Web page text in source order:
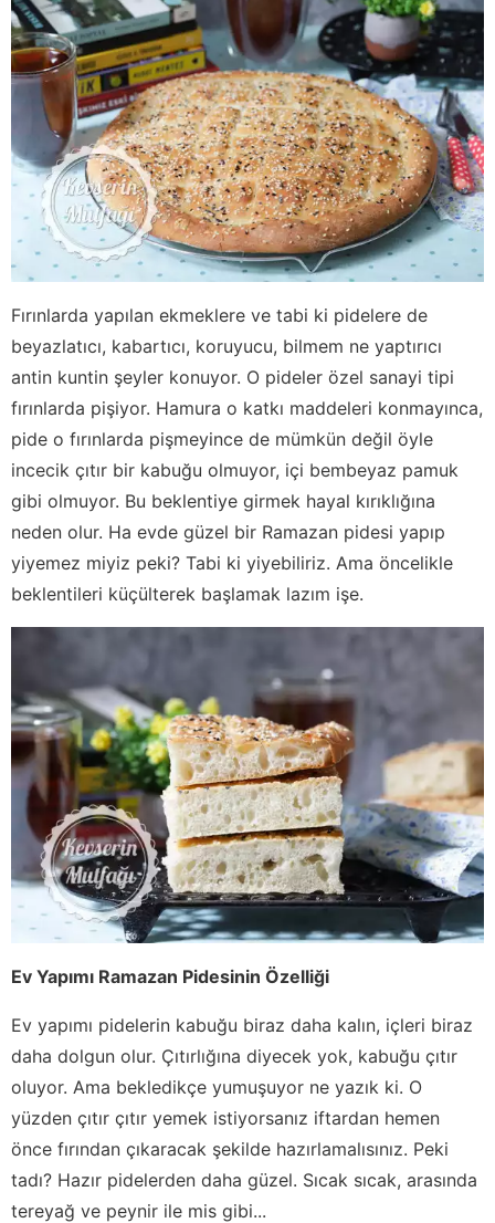
Fırınlarda yapılan ekmeklere ve tabi ki pidelere de
beyazlatıcı, kabartıcı, koruyucu, bilmem ne yaptırıcı
antin kuntin şeyler konuyor. O pideler özel sanayi tipi
fırınlarda pişiyor. Hamura o katkı maddeleri konmayınca,
pide o fırınlarda pişmeyince de mümkün değil öyle
incecik çıtır bir kabuğu olmuyor, içi bembeyaz pamuk
gibi olmuyor. Bu beklentiye girmek hayal kırıklığına
neden olur. Ha evde güzel bir Ramazan pidesi yapıp
yiyemez miyiz peki? Tabi ki yiyebiliriz. Ama öncelikle
beklentileri küçülterek başlamak lazım işe.
Ev Yapımı Ramazan Pidesinin Özelliği
Ev yapımı pidelerin kabuğu biraz daha kalın, içleri biraz
daha dolgun olur. Çıtırlığına diyecek yok, kabuğu çıtır
oluyor. Ama bekledikçe yumuşuyor ne yazık ki. O
yüzden çıtır çıtır yemek istiyorsanız iftardan hemen
önce fırından çıkaracak şekilde hazırlamalısınız. Peki
tadı? Hazır pidelerden daha güzel. Sıcak sıcak, arasında
tereyağ ve peynir ile mis gibi...